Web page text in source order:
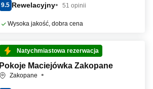
9.5 Rewelacyjny 51 opinii
Wysoka jakość, dobra cena
Natychmiastowa rezerwacja
Pokoje Maciejówka Zakopane
Zakopane